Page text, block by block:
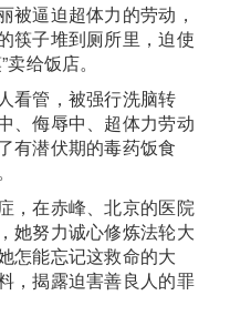
被逼迫超体力的劳动，
筷子堆到厕所里，迫使
给饭店。
看管，被强行洗脑转
、侮辱中、超体力劳动
有潜伏期的毒药饭食
，在赤峰、北京的医院
她努力诚心修炼法轮大
怎能忘记这救命的大
，揭露迫害善良人的罪